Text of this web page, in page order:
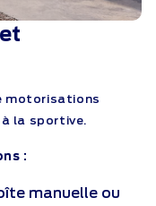
motorisations
la sportive.
:
manuelle ou